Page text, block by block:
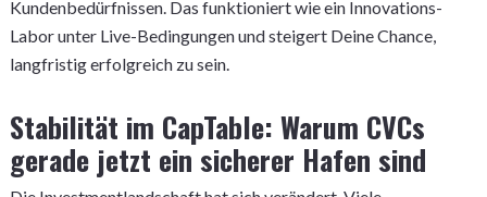
Kundenbedürfnissen. Das funktioniert wie ein Innovations-
Labor unter Live-Bedingungen und steigert Deine Chance,
langfristig erfolgreich zu sein.
Stabilität im CapTable: Warum CVCs
gerade jetzt ein sicherer Hafen sind